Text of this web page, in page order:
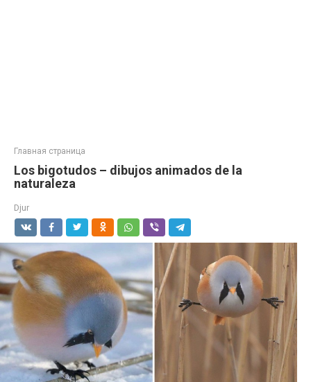
Главная страница
Los bigotudos – dibujos animados de la
naturaleza
Djur